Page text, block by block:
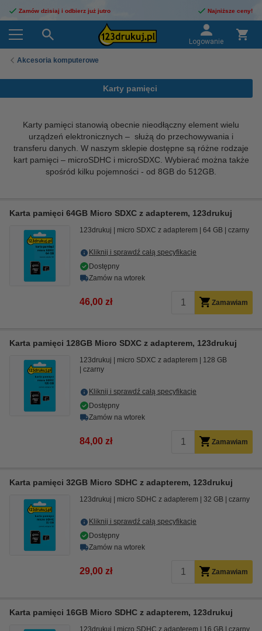
Zamów dzisiaj i odbierz już jutro Najniższe ceny!
Logowanie
Akcesoria komputerowe
Karty pamięci
Karty pamięci stanowią obecnie nieodłączny element wielu
urządzeń elektronicznych – służą do przechowywania i
transferu danych. W naszym sklepie dostępne są różne rodzaje
kart pamięci – microSDHC i microSDXC. Wybierać można także
spośród kilku pojemności - od 8GB do 512GB.
Karta pamięci 64GB Micro SDXC z adapterem, 123drukuj
123drukuj micro SDXC z adapterem 64 GB czarny
Kliknij i sprawdź całą specyfikacje
Dostępny
Zamów na wtorek
46,00 zł Zamawiam
Karta pamięci 128GB Micro SDXC z adapterem, 123drukuj
123drukuj micro SDXC z adapterem
128 GB
czarny
Kliknij i sprawdź całą specyfikacje
Dostępny
Zamów na wtorek
84,00 zł Zamawiam
Karta pamięci 32GB Micro SDHC z adapterem, 123drukuj
123drukuj micro SDHC z adapterem 32 GB czarny
Kliknij i sprawdź całą specyfikacje
Dostępny
Zamów na wtorek
29,00 zł Zamawiam
Karta pamięci 16GB Micro SDHC z adapterem, 123drukuj
123drukuj micro SDHC z adapterem 16 GB czarny